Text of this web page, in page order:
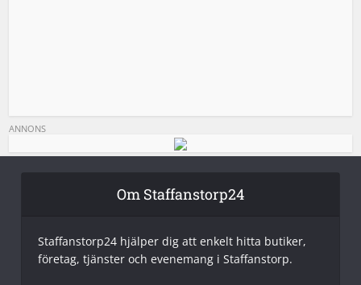
ANNONS
Om Staffanstorp24
Staffanstorp24 hjälper dig att enkelt hitta butiker,
företag, tjänster och evenemang i Staffanstorp.